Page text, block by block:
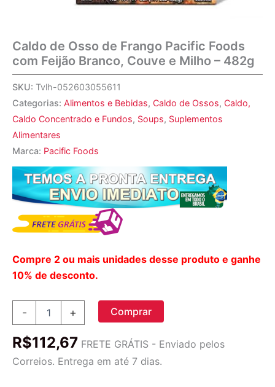
Caldo de Osso de Frango Pacific Foods
com Feijão Branco, Couve e Milho – 482g
SKU: Tvlh-052603055611
Categorias: Alimentos e Bebidas, Caldo de Ossos, Caldo,
Caldo Concentrado e Fundos, Soups, Suplementos
Alimentares
Marca: Pacific Foods
Compre 2 ou mais unidades desse produto e ganhe
10% de desconto.
-
de
Pacific
+ Comprar
R$112,67 FRETE GRÁTIS - Enviado pelos
Correios. Entrega em até 7 dias.